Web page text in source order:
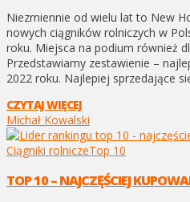
Niezmiennie od wielu lat to New
nowych ciągników rolniczych w
roku. Miejsca na podium również
Przedstawiamy zestawienie –
2022 roku. Najlepiej sprzedające
CZYTAJ WIĘCEJ
Michał Kowalski
Ciągniki rolniczeTop 10
TOP 10 – NAJCZĘŚCIEJ